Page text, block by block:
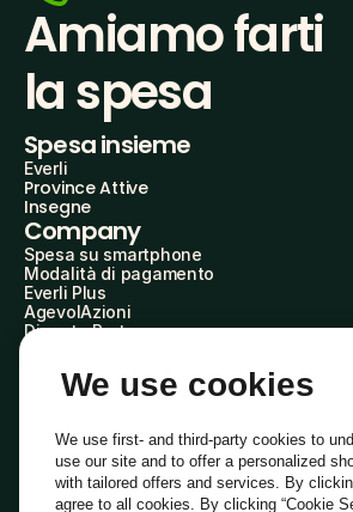
Amiamo farti
la spesa
Spesa insieme
Everli
Province Attive
Insegne
Company
Spesa su smartphone
Modalità di pagamento
Everli Plus
AgevolAzioni
Diventa Partner
Everli Shoppers
About Us
Everli News
Domande frequenti
Lavora con noi
Diventa Shopper
We use cookies
We use first- and third-party cookies to
use our site and to offer a personalized
with tailored offers and services. By
agree to all cookies. By clicking “Cookie